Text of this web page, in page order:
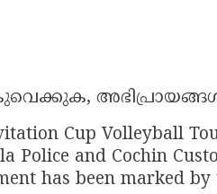
Cup Volleyball
Police and Cochin
has been marked